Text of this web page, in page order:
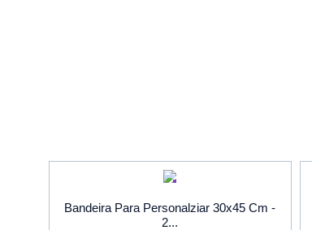
Bandeira Para Personalziar 30x45 Cm -
2...